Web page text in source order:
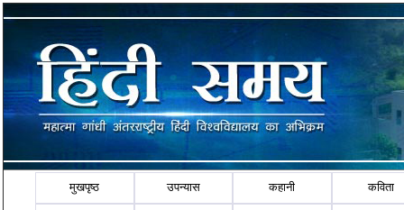
मुखपृष्ठ उपन्यास कहानी कविता